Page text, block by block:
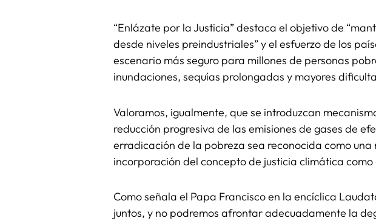
“Enlázate por la Justicia” destaca el objetivo de
desde niveles preindustriales” y el esfuerzo de los
escenario más seguro para millones de personas
inundaciones, sequías prolongadas y mayores
Valoramos, igualmente, que se introduzcan
reducción progresiva de las emisiones de gases de
erradicación de la pobreza sea reconocida como
incorporación del concepto de justicia climática
Como señala el Papa Francisco en la encíclica
juntos, y no podremos afrontar adecuadamente la